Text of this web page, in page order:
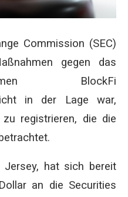
Commission (SEC)
gegen das
BlockFi
in der Lage war,
registrieren, die die
hat sich bereit
an die Securities